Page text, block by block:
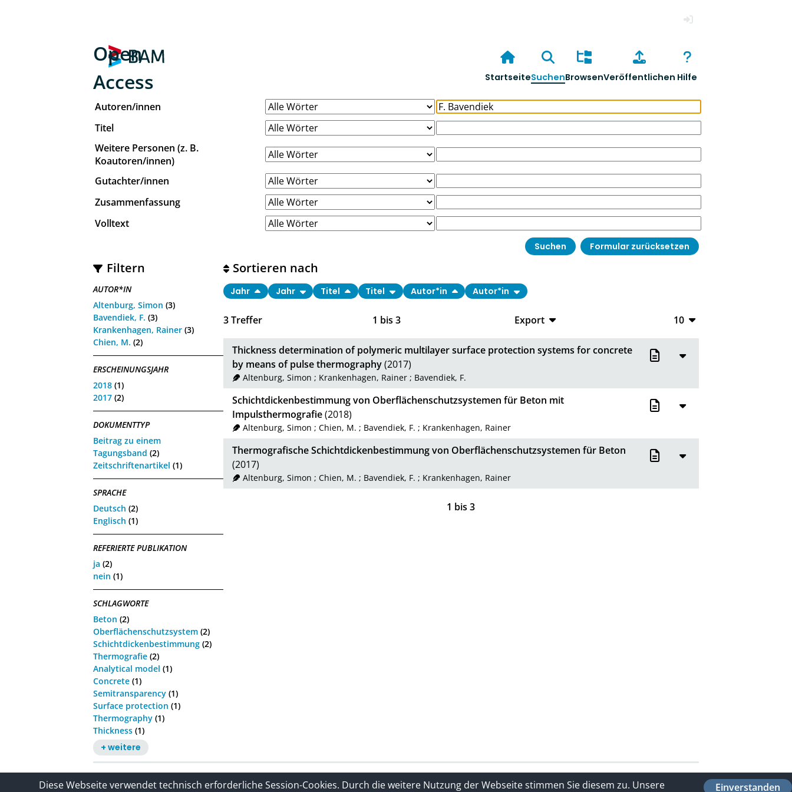
Open
Access
StartseiteSuchenBrowsenVeröffentlichen Hilfe
Autoren/innen
Titel
Weitere Personen (z. B.
Koautoren/innen)
Gutachter/innen
Zusammenfassung
Volltext
Filtern
AUTOR*IN
Altenburg, Simon (3)
Bavendiek, F. (3)
Krankenhagen, Rainer (3)
Chien, M. (2)
ERSCHEINUNGSJAHR
2018 (1)
2017 (2)
DOKUMENTTYP
Beitrag zu einem
Tagungsband (2)
Zeitschriftenartikel (1)
SPRACHE
Deutsch (2)
Englisch (1)
REFERIERTE PUBLIKATION
ja (2)
nein (1)
SCHLAGWORTE
Beton (2)
Oberflächenschutzsystem (2)
Schichtdickenbestimmung (2)
Thermografie (2)
Analytical model (1)
Concrete (1)
Semitransparency (1)
Surface protection (1)
Thermography (1)
Thickness (1)
+ weitere
3Treffer 1 bis 3
Export
CSV
XML
10
10
20
50
100
Sortieren nach
Jahr Jahr Titel Titel Autor*in Autor*in
Thickness determination of polymeric multilayer surface protection systems for concrete
by means of pulse thermography(2017)
Altenburg, Simon ; Krankenhagen, Rainer ; Bavendiek, F.
Schichtdickenbestimmung von Oberflächenschutzsystemen für Beton mit
Impulsthermografie(2018)
Altenburg, Simon ;Chien, M. ; Bavendiek, F. ; Krankenhagen, Rainer
Thermografische Schichtdickenbestimmung von Oberflächenschutzsystemen für Beton
(2017)
Altenburg, Simon ;Chien, M. ; Bavendiek, F. ; Krankenhagen, Rainer
1 bis3
Kontakt Impressum / Datenschutzerklärung Sitelinks Einverstanden
Diese Webseite verwendet technisch erforderliche Session-Cookies. Durch die weitere Nutzung der Webseite stimmen Sie diesem zu. Unsere